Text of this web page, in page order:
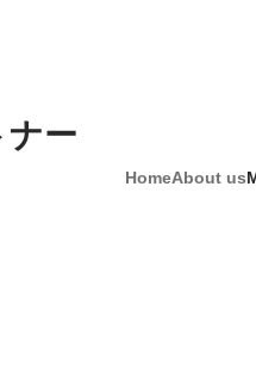
ー
HomeAbout us